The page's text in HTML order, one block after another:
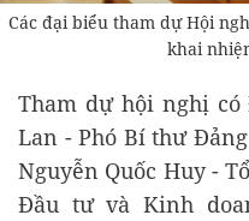
Các đại biểu tham dự Hội
khai
Tham dự hội nghị
Lan - Phó Bí thư
Nguyễn Quốc Huy -
Đầu tư và Kinh